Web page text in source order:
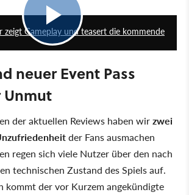
zeigt Gameplay und teasert die kommende
neuer Event Pass
der aktuellen Reviews haben wirzwei
der Fans ausmachen
regen sich viele Nutzer über den nach
technischen Zustand des Spiels auf.
kommt der vor Kurzem angekündigte